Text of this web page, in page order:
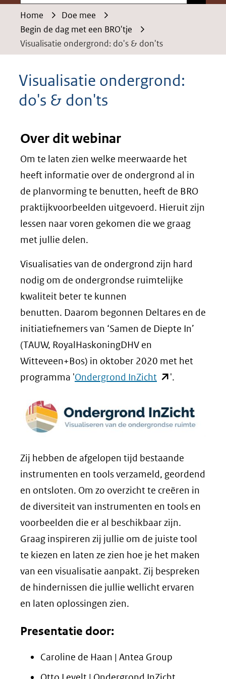
Home
Doe mee
Begin de dag met een BRO'tje
Visualisatie ondergrond: do's & don'ts
Visualisatie ondergrond:
do's & don'ts
Over dit webinar
Om te laten zien welke meerwaarde het
heeft informatie over de ondergrond al in
de planvorming te benutten, heeft de BRO
praktijkvoorbeelden uitgevoerd. Hieruit zijn
lessen naar voren gekomen die we graag
met jullie delen.
Visualisaties van de ondergrond zijn hard
nodig om de ondergrondse ruimtelijke
kwaliteit beter te kunnen
benutten. Daarom begonnen Deltares en de
initiatiefnemers van ‘Samen de Diepte In’
(TAUW, RoyalHaskoningDHV en
Witteveen+Bos) in oktober 2020 met het
programma 'Ondergrond InZicht (opent
nieuw
venster)
naar
een
andere
website)
'.
Zij hebben de afgelopen tijd bestaande
instrumenten en tools verzameld, geordend
en ontsloten. Om zo overzicht te creëren in
de diversiteit van instrumenten en tools en
voorbeelden die er al beschikbaar zijn.
Graag inspireren zij jullie om de juiste tool
te kiezen en laten ze zien hoe je het maken
van een visualisatie aanpakt. Zij bespreken
de hindernissen die jullie wellicht ervaren
en laten oplossingen zien.
Presentatie door:
Caroline de Haan | Antea Group